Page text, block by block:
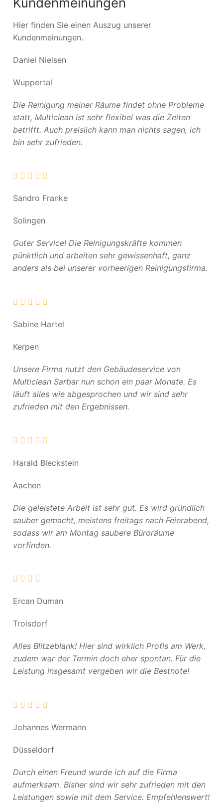
Hier finden Sie einen Auszug unserer
Kundenmeinungen.
Daniel Nielsen
Wuppertal
Die Reinigung meiner Räume findet ohne Probleme
statt, Multiclean ist sehr flexibel was die Zeiten
betrifft. Auch preislich kann man nichts sagen, ich
bin sehr zufrieden.
Sandro Franke
Solingen
Guter Service! Die Reinigungskräfte kommen
pünktlich und arbeiten sehr gewissenhaft, ganz
anders als bei unserer vorheerigen Reinigungsfirma.
Sabine Hartel
Kerpen
Unsere Firma nutzt den Gebäudeservice von
Multiclean Sarbar nun schon ein paar Monate. Es
läuft alles wie abgesprochen und wir sind sehr
zufrieden mit den Ergebnissen.
Harald Bleckstein
Aachen
Die geleistete Arbeit ist sehr gut. Es wird gründlich
sauber gemacht, meistens freitags nach Feierabend,
sodass wir am Montag saubere Büroräume
vorfinden.
Ercan Duman
Troisdorf
Alles Blitzeblank! Hier sind wirklich Profis am Werk,
zudem war der Termin doch eher spontan. Für die
Leistung insgesamt vergeben wir die Bestnote!
Johannes Wermann
Düsseldorf
Durch einen Freund wurde ich auf die Firma
aufmerksam. Bisher sind wir sehr zufrieden mit den
Leistungen sowie mit dem Service. Empfehlenswert!